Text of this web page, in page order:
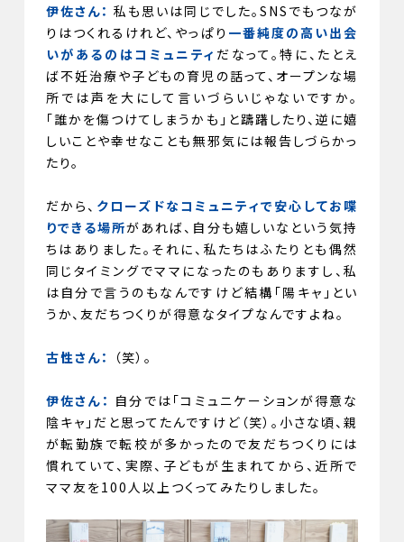
伊佐さん： 私も思いは同じでした。SNSでもつなが
りはつくれるけれど、やっぱり 一番純度の高い出会
いがあるのはコミュニティ だなって。特に、たとえ
ば不妊治療や子どもの育児の話って、オープンな場
所では声を大にして言いづらいじゃないですか。
「誰かを傷つけてしまうかも」と躊躇したり、逆に嬉
しいことや幸せなことも無邪気には報告しづらかっ
たり。
だから、 クローズドなコミュニティで安心してお喋
りできる場所があれば、自分も嬉しいなという気持
ちはありました。それに、私たちはふたりとも偶然
同じタイミングでママになったのもありますし、私
は自分で言うのもなんですけど結構「陽キャ」とい
うか、友だちつくりが得意なタイプなんですよね。
古性さん： （笑）。
伊佐さん： 自分では「コミュニケーションが得意な
陰キャ」だと思ってたんですけど（笑）。小さな頃、親
が転勤族で転校が多かったので友だちつくりには
慣れていて、実際、子どもが生まれてから、近所で
ママ友を100人以上つくってみたりしました。